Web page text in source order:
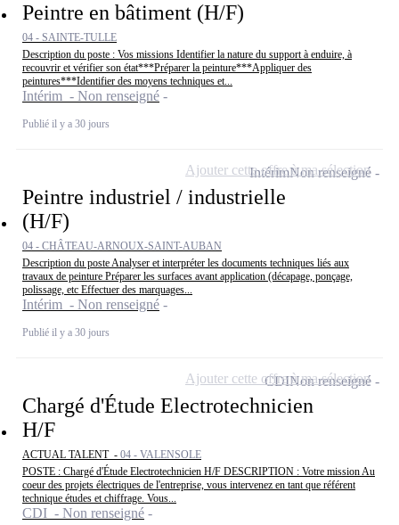
Peintre en bâtiment (H/F)
04 - SAINTE-TULLE
Description du poste : Vos missions Identifier la nature du support à enduire, à
recouvrir et vérifier son état***Préparer la peinture***Appliquer des
peintures***Identifier des moyens techniques et...
Intérim - Non renseigné
Publié il y a 30 jours
Peintre industriel / industrielle
(H/F)
04 - CHÂTEAU-ARNOUX-SAINT-AUBAN
Description du poste Analyser et interpréter les documents techniques liés aux
travaux de peinture Préparer les surfaces avant application (décapage, ponçage,
polissage, etc Effectuer des marquages...
Intérim - Non renseigné
Publié il y a 30 jours
IntérimNon renseigné
Ajouter cette offre à ma sélection
Chargé d'Étude Electrotechnicien
H/F
ACTUAL TALENT - 04 - VALENSOLE
POSTE : Chargé d'Étude Electrotechnicien H/F DESCRIPTION : Votre mission Au
coeur des projets électriques de l'entreprise, vous intervenez en tant que référent
technique études et chiffrage. Vous...
CDI - Non renseigné
CDINon renseigné
Ajouter cette offre à ma sélection